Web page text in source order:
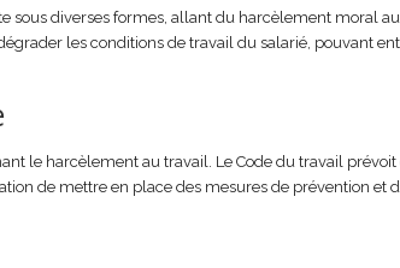
sous diverses formes, allant du harcèlement moral
les conditions de travail du salarié, pouvant
le harcèlement au travail. Le Code du travail
de mettre en place des mesures de prévention et